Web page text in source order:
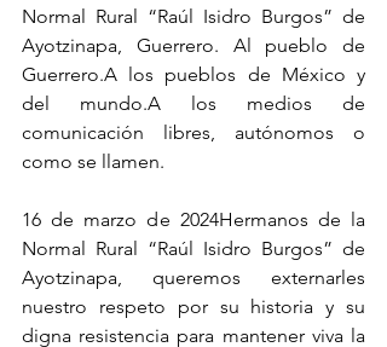
Normal Rural “Raúl Isidro Burgos” de
Ayotzinapa, Guerrero. Al pueblo de
Guerrero.A los pueblos de México y
del mundo.A los medios de
comunicación libres, autónomos o
como se llamen.
16 de marzo de 2024Hermanos de la
Normal Rural “Raúl Isidro Burgos” de
Ayotzinapa, queremos externarles
nuestro respeto por su historia y su
digna resistencia para mantener viva la